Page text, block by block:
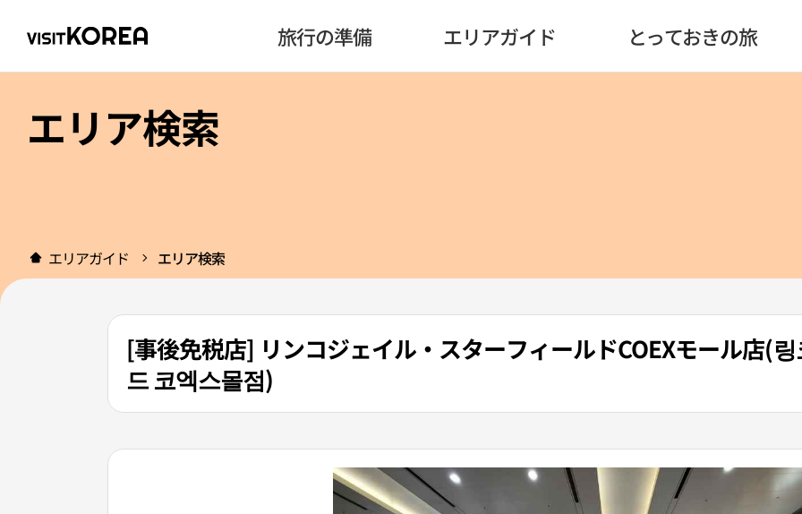
旅行の準備 エリアガイド とっておきの旅
エリア検索
エリアガイド エリア検索
[事後免税店] リンコジェイル・スターフィールドCOEXモール店(
드 코엑스몰점)